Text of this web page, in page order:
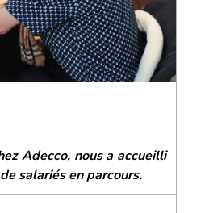
Adecco, nous a accueilli
salariés en parcours.